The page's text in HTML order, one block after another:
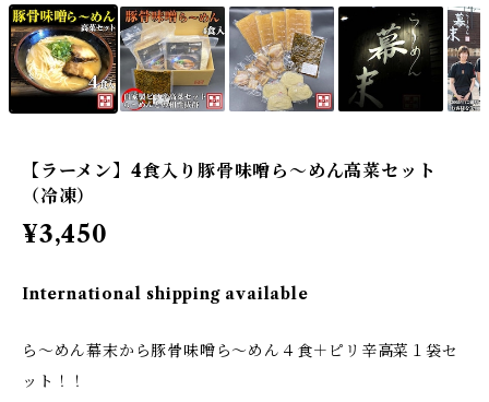
【ラーメン】4食入り豚骨味噌ら～めん高菜セット
（冷凍）
¥3,450
International shipping available
ら～めん幕末から豚骨味噌ら～めん４食＋ピリ辛高菜１袋セ
ット！！